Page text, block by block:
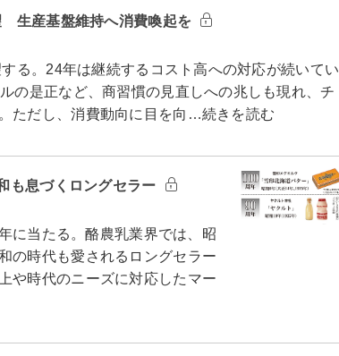
生産基盤維持へ消費喚起を
る。24年は継続するコスト高への対応が続いてい
の是正など、商習慣の見直しへの兆しも現れ、チ
ただし、消費動向に目を向…続きを読む
も息づくロングセラー
に当たる。酪農乳業界では、昭
の時代も愛されるロングセラー
や時代のニーズに対応したマー